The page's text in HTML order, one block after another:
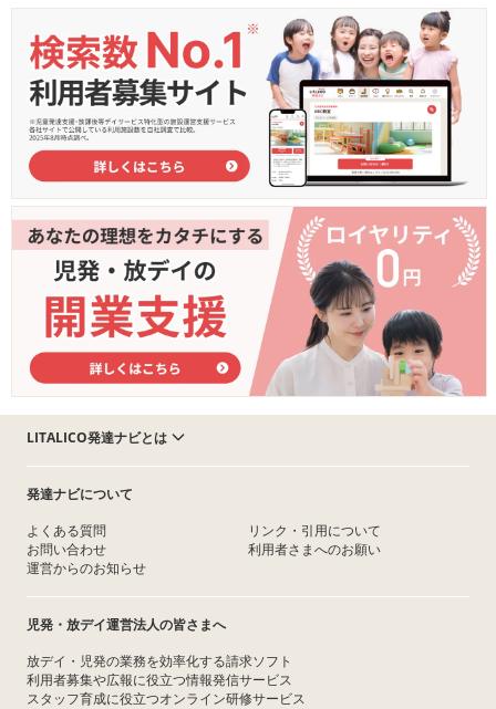
LITALICO発達ナビとは
発達ナビについて
よくある質問
お問い合わせ
運営からのお知らせ
リンク・引用について
利用者さまへのお願い
児発・放デイ運営法人の皆さまへ
放デイ・児発の業務を効率化する請求ソフト
利用者募集や広報に役立つ情報発信サービス
スタッフ育成に役立つオンライン研修サービス